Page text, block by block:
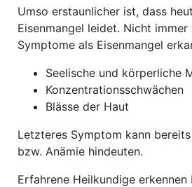
Umso erstaunlicher ist, dass
Eisenmangel leidet. Nicht
Symptome als Eisenmangel
Seelische und körperliche
Konzentrationsschwächen
Blässe der Haut
Letzteres Symptom kann
bzw. Anämie hindeuten.
Erfahrene Heilkundige erkennen